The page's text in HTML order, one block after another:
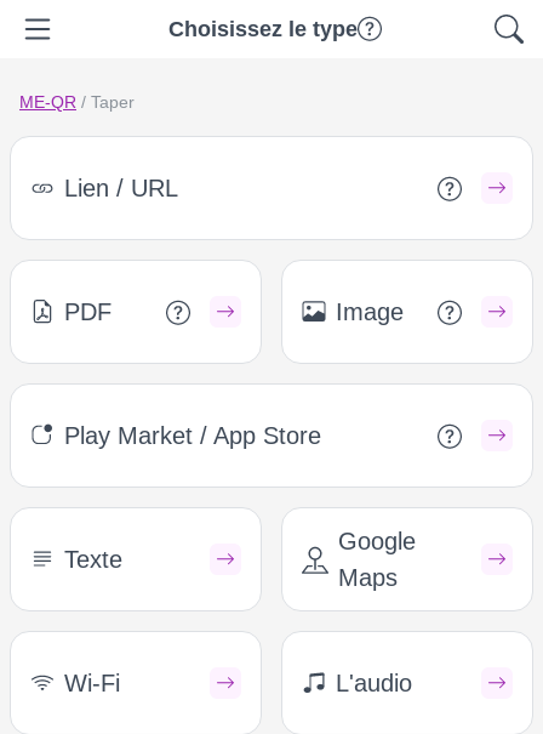
Choisissez le type
ME-QR / Taper
Lien / URL
PDF Image
Play Market / App Store
Texte
Google
Maps
Wi-Fi L'audio